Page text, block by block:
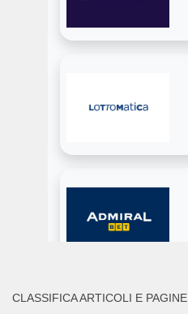
CLASSIFICA ARTICOLI E PAGINE